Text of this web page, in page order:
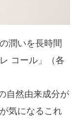
潤いを長時間
コール」（各
自然由来成分が
気になるこれ